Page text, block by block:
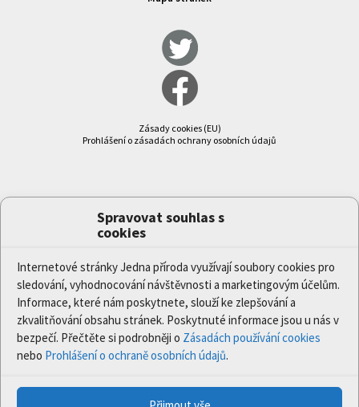
Spravovat souhlas s
cookies
Internetové stránky Jedna příroda využívají soubory cookies pro
sledování, vyhodnocování návštěvnosti a marketingovým účelům.
Informace, které nám poskytnete, slouží ke zlepšování a
zkvalitňování obsahu stránek. Poskytnuté informace jsou u nás v
bezpečí. Přečtěte si podrobněji o Zásadách používání cookies
nebo Prohlášení o ochraně osobních údajů.
Zásady cookies (EU)
Prohlášení o zásadách ochrany osobních údajů